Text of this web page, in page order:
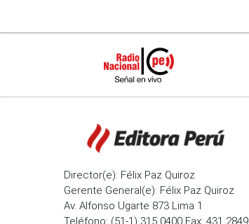
Director(e): Félix Paz Quiroz
Gerente General(e): Félix Paz Quiroz
Av. Alfonso Ugarte 873 Lima 1
Teléfono: (51-1) 315 0400 Fax: 431 2849